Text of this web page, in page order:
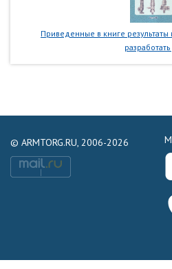
Приведенные в книге
разработать
© ARMTORG.RU, 2006-2026